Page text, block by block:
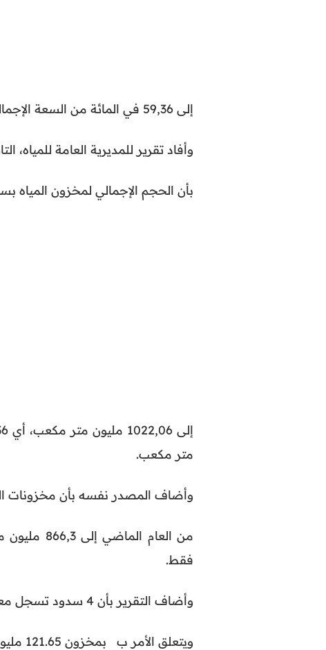
إلى 59,36 في المائة من السعة الإجمالية لهذه السدود.
وأفاد تقرير للمديرية العامة للمياه،
بأن الحجم الإجمالي لمخزون المياه
متر مكعب.
وأضاف المصدر نفسه بأن مخزونات
فقط.
وأضاف التقرير بأن 4 سدود تسجل معدل ملء يصل إلى 100 في المائة،
ويتعلق الأمر ب بمخزون 121.65 مليون متر مكعب،